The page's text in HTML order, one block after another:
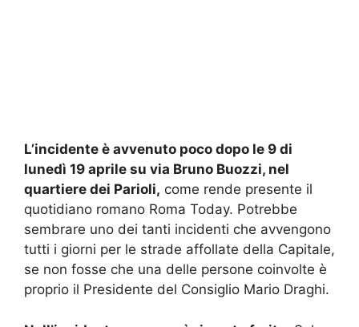
L’incidente è avvenuto poco dopo le 9 di
lunedì 19 aprile su via Bruno Buozzi, nel
quartiere dei Parioli, come rende presente il
quotidiano romano Roma Today. Potrebbe
sembrare uno dei tanti incidenti che avvengono
tutti i giorni per le strade affollate della Capitale,
se non fosse che una delle persone coinvolte è
proprio il Presidente del Consiglio Mario Draghi.